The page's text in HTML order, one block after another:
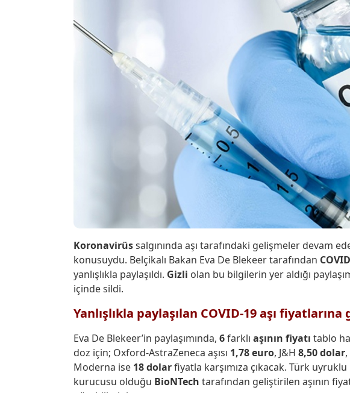
Koronavirüssalgınında aşı tarafındaki gelişmeler devam
konusuydu. Belçikalı Bakan Eva De Blekeer tarafından
yanlışlıkla paylaşıldı. Gizli olan bu bilgilerin yer aldığı
içinde sildi.
Yanlışlıkla paylaşılan COVID-19 aşı
Eva De Blekeer’in paylaşımında, 6farklı aşının fiyatı tablo
doz için; Oxford-AstraZeneca aşısı 1,78 euro, J&H 8,50 dolar
Moderna ise 18 dolarfiyatla karşımıza çıkacak. Türk uyruklu
kurucusu olduğu BioNTech tarafından geliştirilen aşının